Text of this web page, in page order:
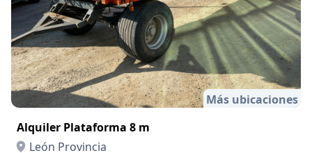
Más ubicaciones
Alquiler Plataforma 8 m
León Provincia